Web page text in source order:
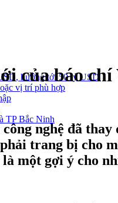
hướng tới 50 tỷ USD
vị trí phù hợp
TP Bắc Ninh
của báo chí
nghệ đã
trang bị cho
một gợi ý cho